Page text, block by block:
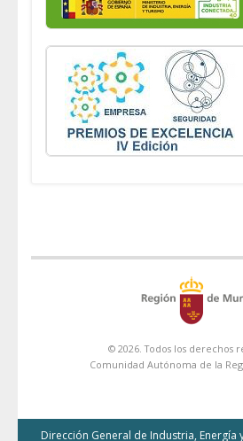
© 2026. Todos los derechos
Comunidad Autónoma de la
Dirección General de Industria, Energía